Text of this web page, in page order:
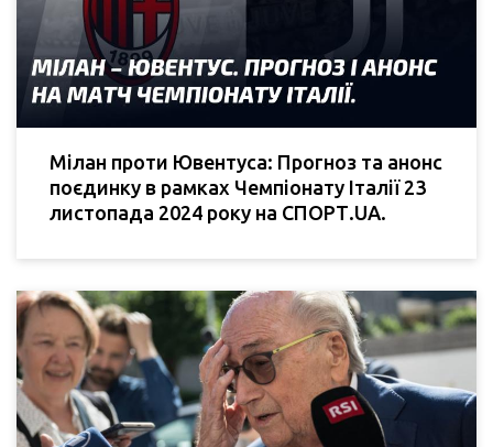
Мілан проти Ювентуса: Прогноз та анонс
поєдинку в рамках Чемпіонату Італії 23
листопада 2024 року на СПОРТ.UA.